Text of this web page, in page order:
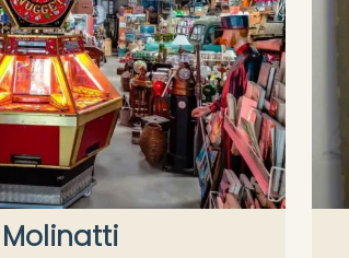
Molinatti